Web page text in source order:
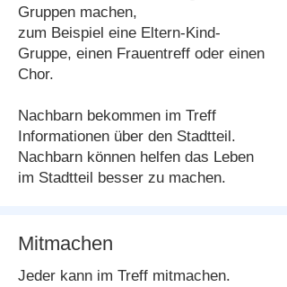
Gruppen machen,
zum Beispiel eine Eltern-Kind-
Gruppe, einen Frauentreff oder einen
Chor.
Nachbarn bekommen im Treff
Informationen über den Stadtteil.
Nachbarn können helfen das Leben
im Stadtteil besser zu machen.
Mitmachen
Jeder kann im Treff mitmachen.